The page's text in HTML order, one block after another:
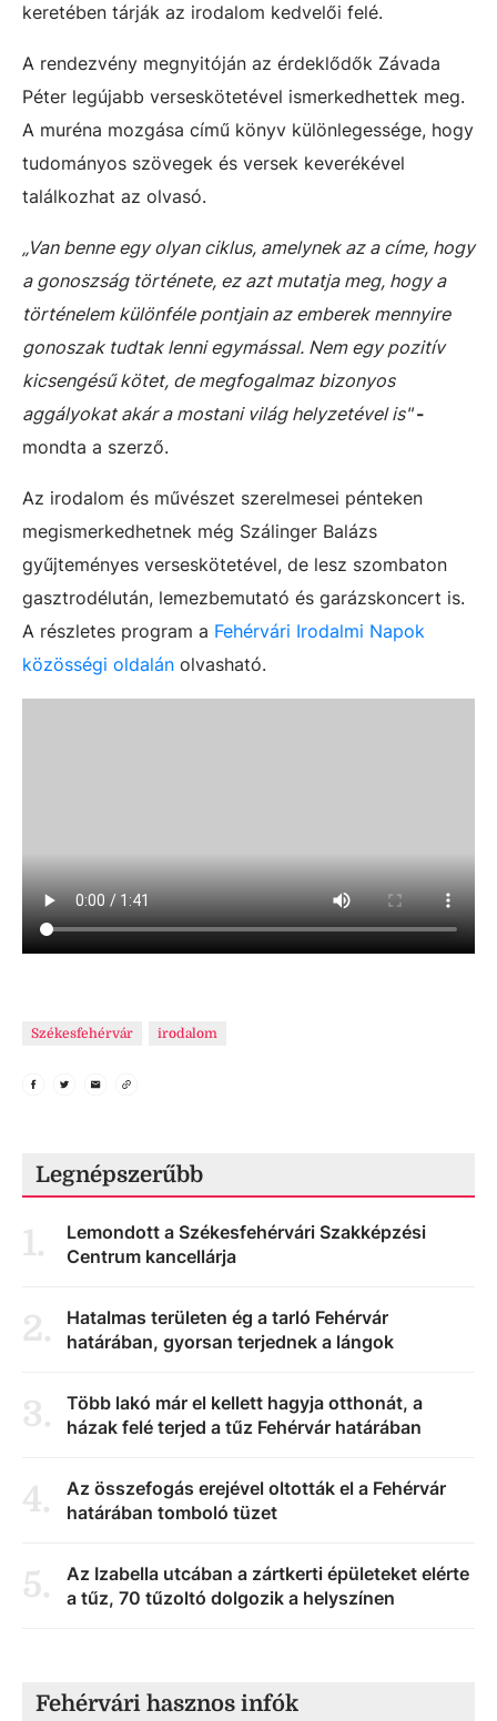
keretében tárják az irodalom kedvelői felé.
A rendezvény megnyitóján az érdeklődők Závada
Péter legújabb verseskötetével ismerkedhettek meg.
A muréna mozgása című könyv különlegessége, hogy
tudományos szövegek és versek keverékével
találkozhat az olvasó.
„Van benne egy olyan ciklus, amelynek az a címe, hogy
a gonoszság története, ez azt mutatja meg, hogy a
történelem különféle pontjain az emberek mennyire
gonoszak tudtak lenni egymással. Nem egy pozitív
kicsengésű kötet, de megfogalmaz bizonyos
aggályokat akár a mostani világ helyzetével is"-
mondta a szerző.
Az irodalom és művészet szerelmesei pénteken
megismerkedhetnek még Szálinger Balázs
gyűjteményes verseskötetével, de lesz szombaton
gasztrodélután, lemezbemutató és garázskoncert is.
A részletes program a Fehérvári Irodalmi Napok
közösségi oldalán olvasható.
Székesfehérvár irodalom
Legnépszerűbb
1.
Lemondott a Székesfehérvári Szakképzési
Centrum kancellárja
2.
Hatalmas területen ég a tarló Fehérvár
határában, gyorsan terjednek a lángok
3.
Több lakó már el kellett hagyja otthonát, a
házak felé terjed a tűz Fehérvár határában
4.
Az összefogás erejével oltották el a Fehérvár
határában tomboló tüzet
5.
Az Izabella utcában a zártkerti épületeket elérte
a tűz, 70 tűzoltó dolgozik a helyszínen
Fehérvári hasznos infók